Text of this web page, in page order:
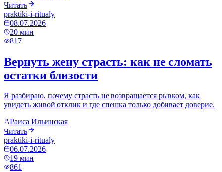
Читать
praktiki-i-ritualy
08.07.2026
20 мин
817
Вернуть жену страсть: как не сломать
остатки близости
Я разбираю, почему страсть не возвращается рывком, как
увидеть живой отклик и где спешка только добивает доверие.
Раиса Ильинская
Читать
praktiki-i-ritualy
06.07.2026
19 мин
861